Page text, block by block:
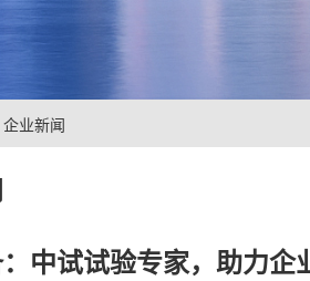
企业新闻
中试试验专家，助力企